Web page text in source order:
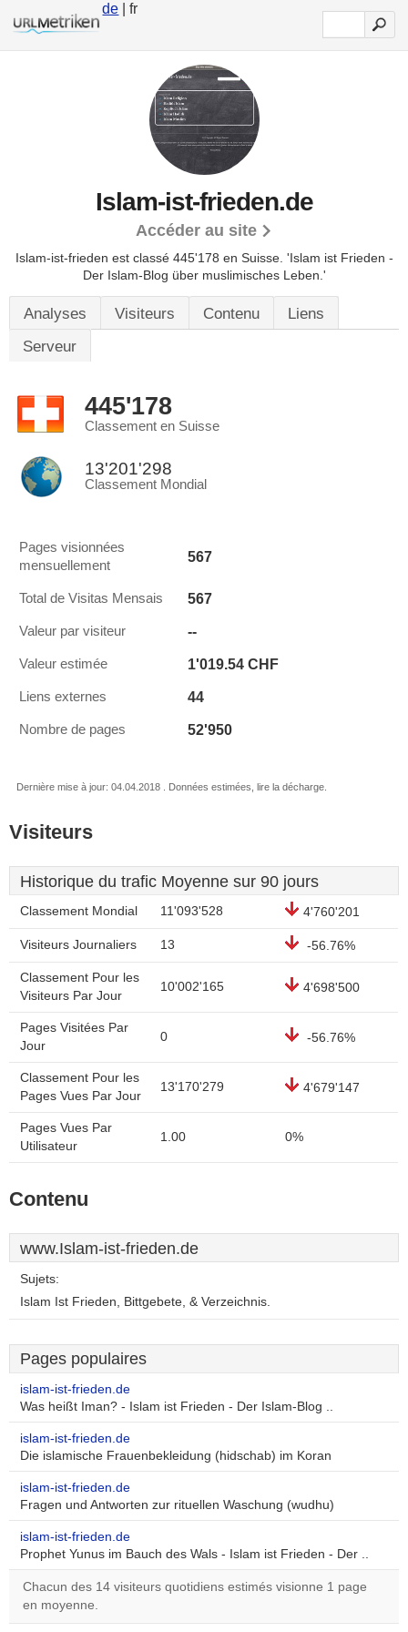
de | fr
Islam-ist-frieden.de
Accéder au site
Islam-ist-frieden est classé 445'178 en Suisse. 'Islam ist Frieden -
Der Islam-Blog über muslimisches Leben.'
Analyses Visiteurs Contenu
Liens
Serveur
445'178
Classement en Suisse
13'201'298
Classement Mondial
Pages visionnées
mensuellement
567
Total de Visitas Mensais 567
Valeur par visiteur --
Valeur estimée 1'019.54 CHF
Liens externes 44
Nombre de pages 52'950
Dernière mise à jour: 04.04.2018 . Données estimées, lire la décharge.
Visiteurs
Historique du trafic Moyenne sur 90 jours
Classement Mondial 11'093'528 4'760'201
Visiteurs Journaliers 13 -56.76%
Classement Pour les
Visiteurs Par Jour
10'002'165 4'698'500
Pages Visitées Par
Jour
0 -56.76%
Classement Pour les
Pages Vues Par Jour
13'170'279 4'679'147
Pages Vues Par
Utilisateur
1.00 0%
Contenu
www.Islam-ist-frieden.de
Sujets:
Islam Ist Frieden, Bittgebete, & Verzeichnis.
Pages populaires
islam-ist-frieden.de
Was heißt Iman? - Islam ist Frieden - Der Islam-Blog ..
islam-ist-frieden.de
Die islamische Frauenbekleidung (hidschab) im Koran
islam-ist-frieden.de
Fragen und Antworten zur rituellen Waschung (wudhu)
islam-ist-frieden.de
Prophet Yunus im Bauch des Wals - Islam ist Frieden - Der ..
Chacun des 14 visiteurs quotidiens estimés visionne 1 page
en moyenne.